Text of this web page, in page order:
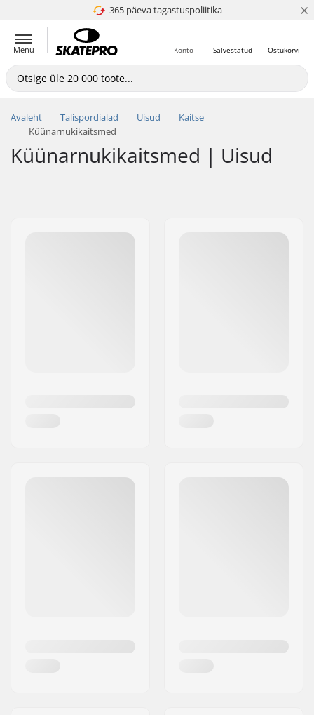
365 päeva tagastuspoliitika
4.8 paljaks 5 ×
Menu Ostukorvi
Salvestatud
Konto
Avaleht Talispordialad Uisud
Kaitse
Küünarnukikaitsmed
Küünarnukikaitsmed | Uisud